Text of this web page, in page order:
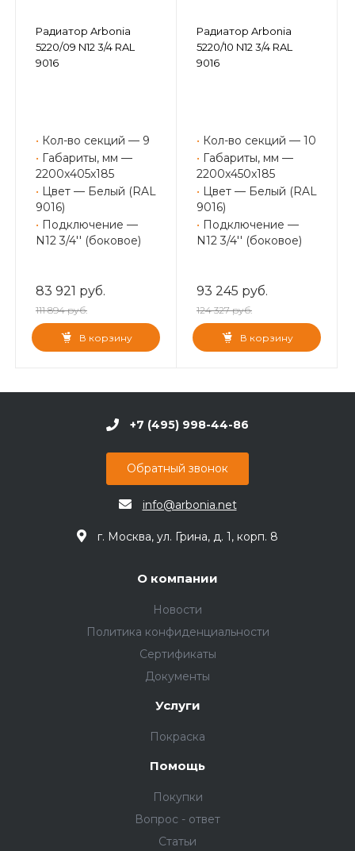
Радиатор Arbonia
5220/09 N12 3/4 RAL
9016
• Кол-во секций — 9
• Габариты, мм —
2200x405x185
• Цвет — Белый (RAL
9016)
• Подключение —
N12 3/4'' (боковое)
83 921 руб.
111 894 руб.
В корзину
Радиатор Arbonia
5220/10 N12 3/4 RAL
9016
• Кол-во секций — 10
• Габариты, мм —
2200x450x185
• Цвет — Белый (RAL
9016)
• Подключение —
N12 3/4'' (боковое)
93 245 руб.
124 327 руб.
В корзину
+7 (495) 998-44-86
Обратный звонок
info@arbonia.net
г. Москва, ул. Грина, д. 1, корп. 8
О компании
Новости
Политика конфиденциальности
Сертификаты
Документы
Услуги
Покраска
Помощь
Покупки
Вопрос - ответ
Статьи